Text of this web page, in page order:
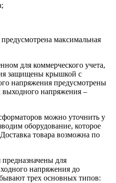
максимальная
для коммерческого учета,
защищены крышкой с
напряжения предусмотрены
выходного напряжения –
можно уточнить у
оборудование, которое
товара возможна по
для
напряжения до
трех основных типов: